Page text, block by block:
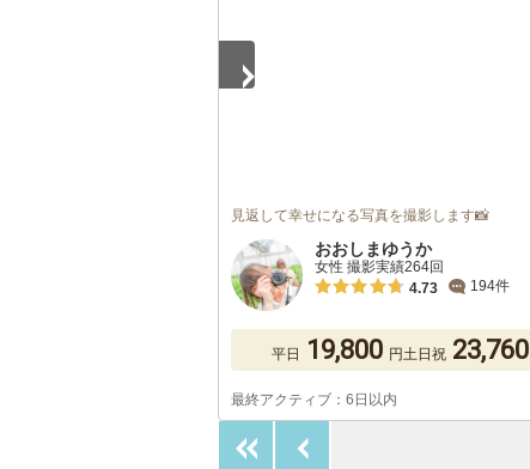
見返して幸せになる写真を撮影します📸
おおしまゆうか
女性 撮影実績264回
4.73
194件
平日 19,800 円土日祝 23,760
最終アクティブ：6日以内